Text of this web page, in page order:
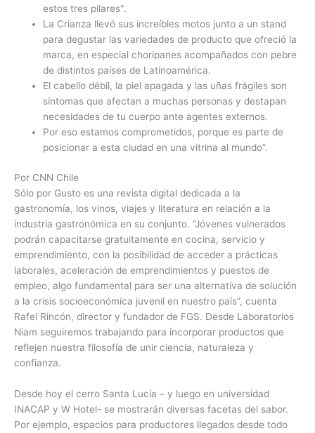
estos tres pilares".
La Crianza llevó sus increíbles motos junto a un stand
para degustar las variedades de producto que ofreció la
marca, en especial choripanes acompañados con pebre
de distintos países de Latinoamérica.
El cabello débil, la piel apagada y las uñas frágiles son
síntomas que afectan a muchas personas y destapan
necesidades de tu cuerpo ante agentes externos.
Por eso estamos comprometidos, porque es parte de
posicionar a esta ciudad en una vitrina al mundo”.
Por CNN Chile
Sólo por Gusto es una revista digital dedicada a la
gastronomía, los vinos, viajes y literatura en relación a la
industria gastronómica en su conjunto. “Jóvenes vulnerados
podrán capacitarse gratuitamente en cocina, servicio y
emprendimiento, con la posibilidad de acceder a prácticas
laborales, aceleración de emprendimientos y puestos de
empleo, algo fundamental para ser una alternativa de solución
a la crisis socioeconómica juvenil en nuestro país”, cuenta
Rafel Rincón, director y fundador de FGS. Desde Laboratorios
Niam seguiremos trabajando para incorporar productos que
reflejen nuestra filosofía de unir ciencia, naturaleza y
confianza.
Desde hoy el cerro Santa Lucía – y luego en universidad
INACAP y W Hotel- se mostrarán diversas facetas del sabor.
Por ejemplo, espacios para productores llegados desde todo